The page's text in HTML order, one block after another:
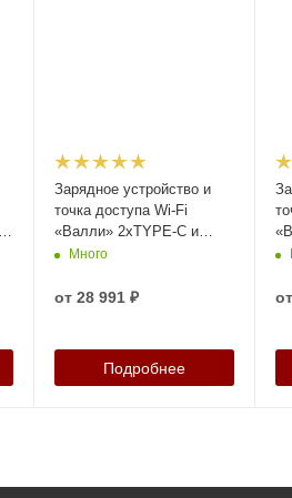
Зарядное устройство и
точка доступа Wi-Fi
«Валли» 2xTYPE-C и
1x220V, артикул 26357
Много
от 28 991 ₽
Подробнее